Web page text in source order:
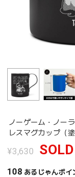
ノーゲーム・ノー
レスマグカップ（塗
¥3,630
108 あるじゃんポイ